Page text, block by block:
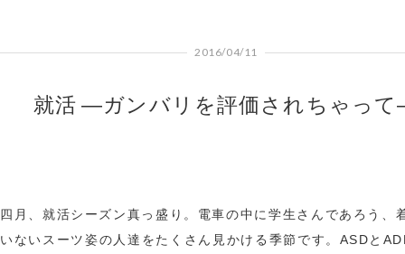
2016/04/11
就活 ―ガンバリを評価されちゃっ
四月、就活シーズン真っ盛り。電車の中に学生さんであろう、
いないスーツ姿の人達をたくさん見かける季節です。ASDと